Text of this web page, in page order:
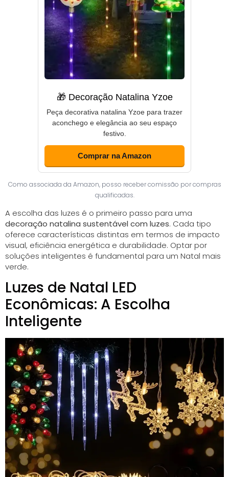
🎁 Decoração Natalina Yzoe
Peça decorativa natalina Yzoe para trazer
aconchego e elegância ao seu espaço
festivo.
Comprar na Amazon
Como associada da Amazon, posso receber comissão por compras
qualificadas.
A escolha das luzes é o primeiro passo para uma
decoração natalina sustentável com luzes. Cada tipo
oferece características distintas em termos de impacto
visual, eficiência energética e durabilidade. Optar por
soluções inteligentes é fundamental para um Natal mais
verde.
Luzes de Natal LED
Econômicas: A Escolha
Inteligente